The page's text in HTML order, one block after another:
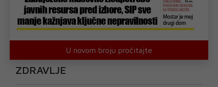
U novom broju pročitajte
ZDRAVLJE